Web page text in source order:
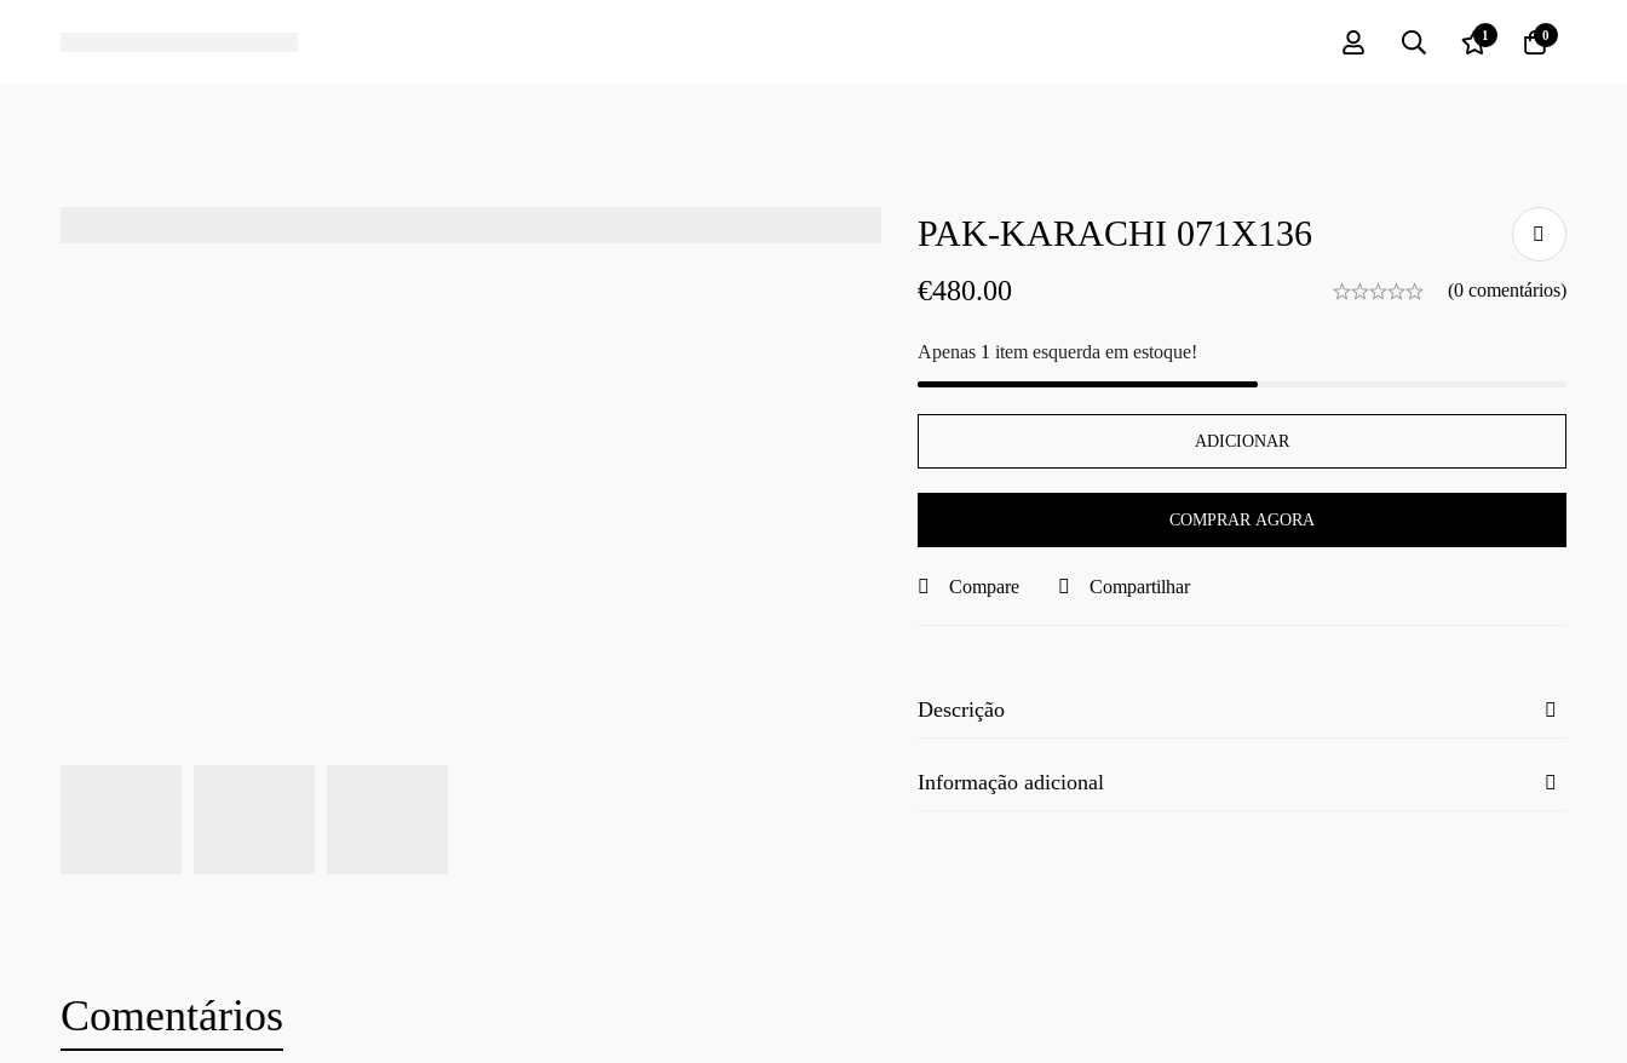
1 0
PAK-KARACHI 071X136
€480.00 (0 comentários)
Apenas 1 item esquerda em estoque!
ADICIONAR
COMPRAR AGORA
Compare Compartilhar
Descrição
Informação adicional
Comentários